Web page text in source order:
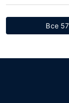
Все